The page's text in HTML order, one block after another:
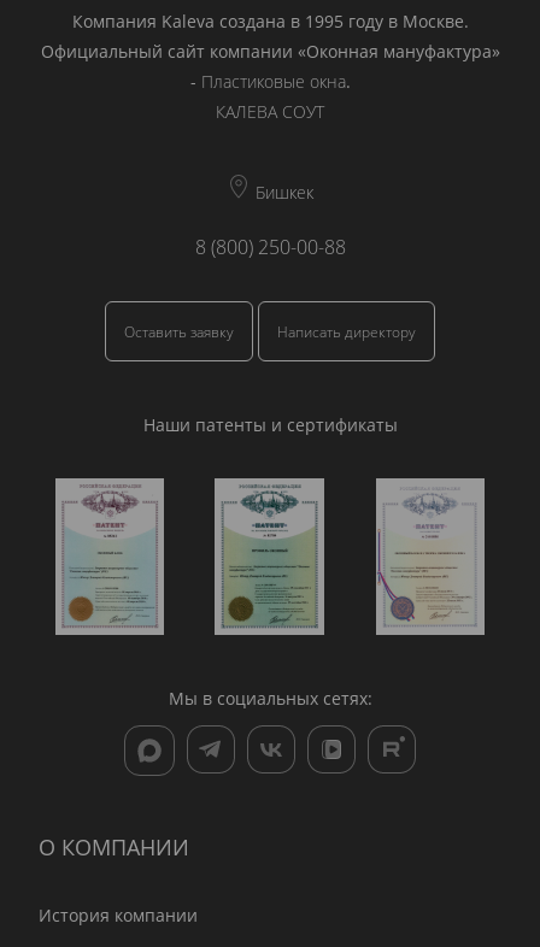
Компания Kaleva создана в 1995 году в Москве.
Официальный сайт компании «Оконная мануфактура»
- Пластиковые окна.
КАЛЕВА СОУТ
Бишкек
8 (800) 250-00-88
Оставить заявку Написать директору
Наши патенты и сертификаты
Мы в социальных сетях:
О КОМПАНИИ
История компании